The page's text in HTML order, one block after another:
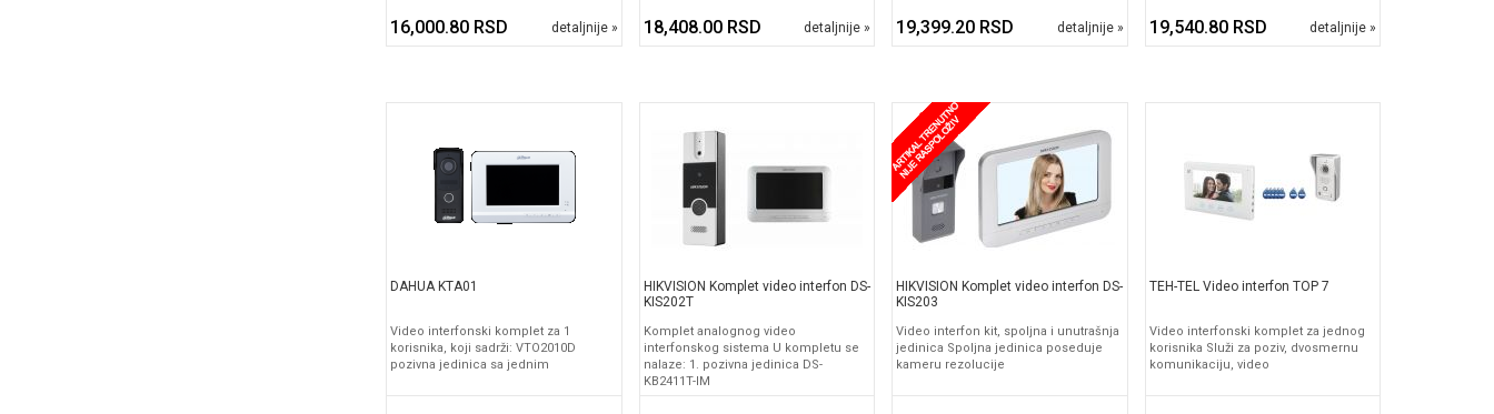
16,000.80 RSD detaljnije » 18,408.00 RSD detaljnije » 19,399.20 RSD detaljnije » 19,540.80 RSD detaljnije »
DAHUA KTA01
Video interfonski komplet za 1
korisnika, koji sadrži: VTO2010D
pozivna jedinica sa jednim
HIKVISION Komplet video interfon DS-
KIS202T
Komplet analognog video
interfonskog sistema U kompletu se
nalaze: 1. pozivna jedinica DS-
KB2411T-IM
HIKVISION Komplet video interfon DS-
KIS203
Video interfon kit, spoljna i unutrašnja
jedinica Spoljna jedinica poseduje
kameru rezolucije
TEH-TEL Video interfon TOP 7
Video interfonski komplet za jednog
korisnika Služi za poziv, dvosmernu
komunikaciju, video